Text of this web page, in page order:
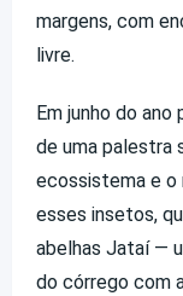
margens, com
livre.
Em junho do
de uma palestra
ecossistema e o
esses insetos,
abelhas Jataí —
do córrego com